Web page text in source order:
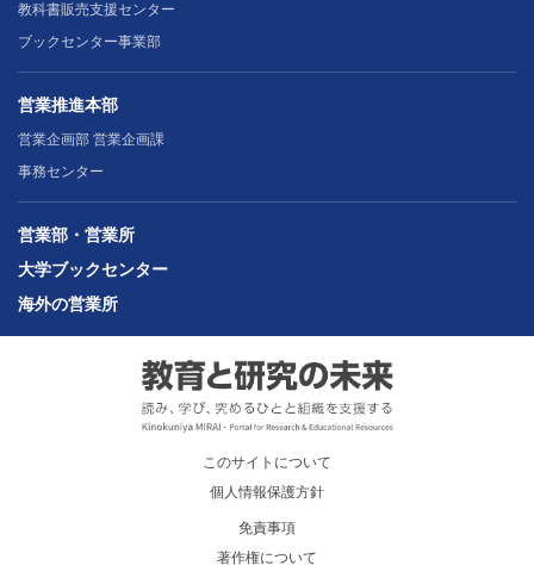
教科書販売支援センター
ブックセンター事業部
営業推進本部
営業企画部 営業企画課
事務センター
営業部・営業所
大学ブックセンター
海外の営業所
このサイトについて
個人情報保護方針
免責事項
著作権について